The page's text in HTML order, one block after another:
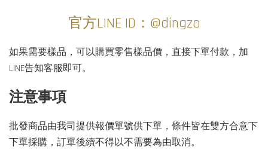
官方LINE ID：@dingzo
如果需要樣品，可以購買零售樣品價，直接下單付款，加
LINE告知客服即可。
注意事項
批發商品由我司提供報價單號供下單，條件皆在雙方合意下
下單採購，訂單後續不得以不需要為由取消。